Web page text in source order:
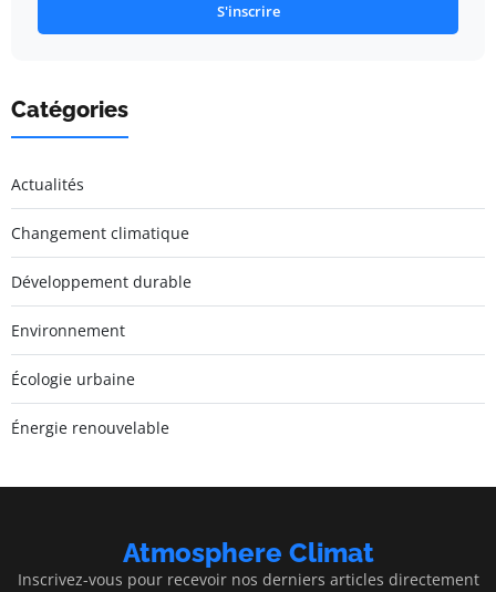
S'inscrire
Catégories
Actualités
Changement climatique
Développement durable
Environnement
Écologie urbaine
Énergie renouvelable
Atmosphere Climat
Inscrivez-vous pour recevoir nos derniers articles directement